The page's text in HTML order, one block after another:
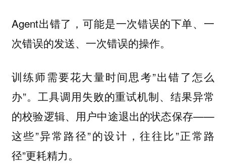
Agent出错了，可能是一次错误的下单、一
次错误的发送、一次错误的操作。
训练师需要花大量时间思考”出错了怎么
办”。工具调用失败的重试机制、结果异常
的校验逻辑、用户中途退出的状态保存——
这些”异常路径”的设计，往往比”正常路
径”更耗精力。